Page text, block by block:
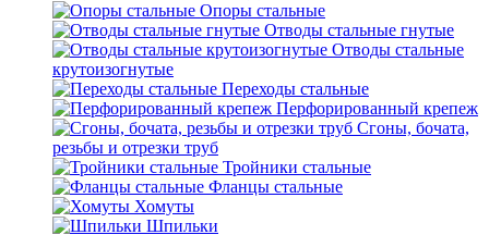
Опоры стальные
Отводы стальные гнутые
Отводы стальные
крутоизогнутые
Переходы стальные
Перфорированный крепеж
Сгоны, бочата,
резьбы и отрезки труб
Тройники стальные
Фланцы стальные
Хомуты
Шпильки